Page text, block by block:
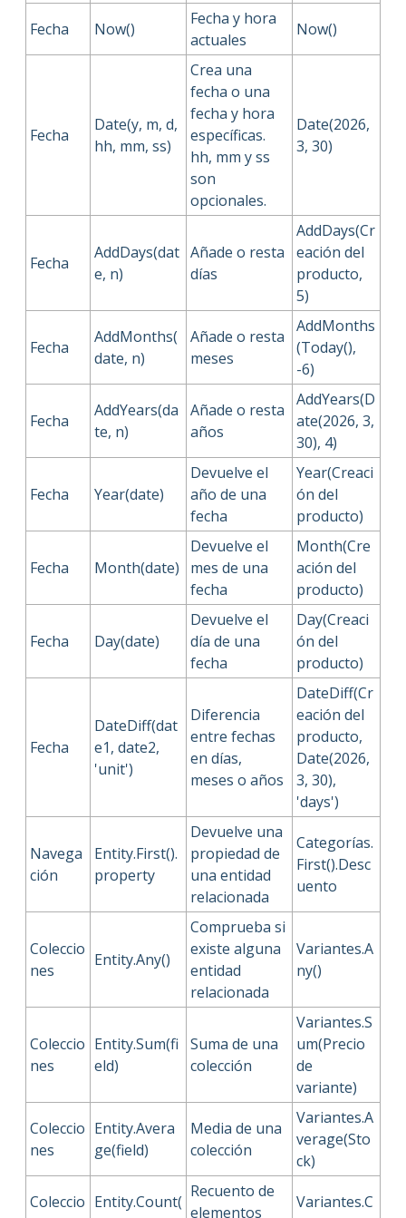
Fecha Now()
Fecha y hora
actuales
Now()
Fecha
Date(y, m, d,
hh, mm, ss)
Crea una
fecha o una
fecha y hora
específicas.
hh, mm y ss
son
opcionales.
Date(2026,
3, 30)
Fecha
AddDays(dat
e, n)
Añade o resta
días
AddDays(Cr
eación del
producto,
5)
Fecha
AddMonths(
date, n)
Añade o resta
meses
AddMonths
(Today(),
-6)
Fecha
AddYears(da
te, n)
Añade o resta
años
AddYears(D
ate(2026, 3,
30), 4)
Fecha Year(date)
Devuelve el
año de una
fecha
Year(Creaci
ón del
producto)
Fecha Month(date)
Devuelve el
mes de una
fecha
Month(Cre
ación del
producto)
Fecha Day(date)
Devuelve el
día de una
fecha
Day(Creaci
ón del
producto)
Fecha
DateDiff(dat
e1, date2,
'unit')
Diferencia
entre fechas
en días,
meses o años
DateDiff(Cr
eación del
producto,
Date(2026,
3, 30),
'days')
Navega
ción
Entity.First().
property
Devuelve una
propiedad de
una entidad
relacionada
Categorías.
First().Desc
uento
Coleccio
nes
Entity.Any()
Comprueba si
existe alguna
entidad
relacionada
Variantes.A
ny()
Coleccio
nes
Entity.Sum(fi
eld)
Suma de una
colección
Variantes.S
um(Precio
de
variante)
Coleccio
nes
Entity.Avera
ge(field)
Media de una
colección
Variantes.A
verage(Sto
ck)
Coleccio Entity.Count(
Recuento de
elementos
Variantes.C